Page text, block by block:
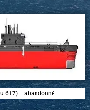
617) – abandonné